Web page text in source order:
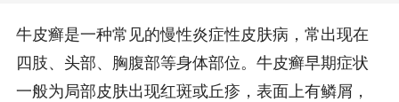
牛皮癣是一种常见的慢性炎症性皮肤病，常出现在
四肢、头部、胸腹部等身体部位。牛皮癣早期症状
一般为局部皮肤出现红斑或丘疹，表面上有鳞屑，